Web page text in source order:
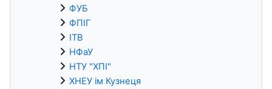
ФУБ
ФПІГ
ІТВ
НФаУ
НТУ "ХПІ"
ХНЕУ ім Кузнеця